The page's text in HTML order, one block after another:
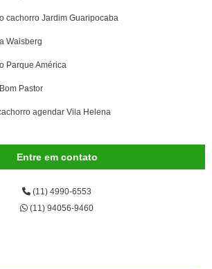
cachorro Jardim Guaripocaba
Waisberg
Parque América
Pastor
agendar Vila Helena
Entre em contato
(11) 4990-6553
(11) 94056-9460